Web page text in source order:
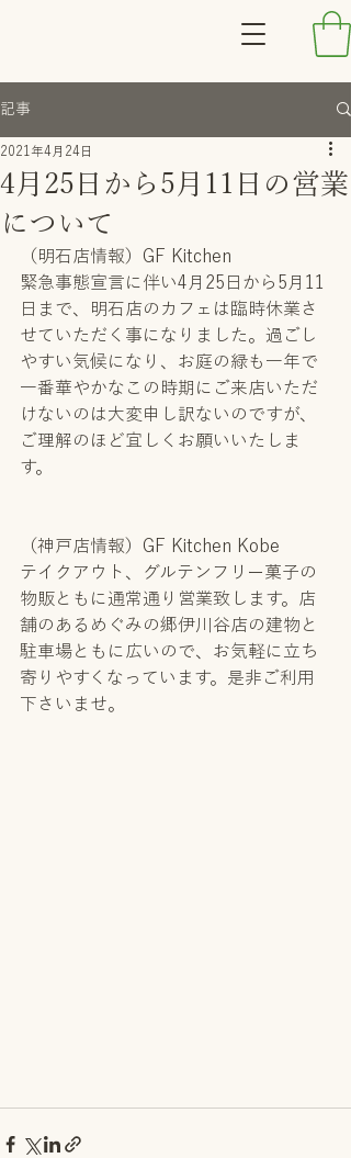
記事
4月25日から5月11日の営業
について
2021年4月24日
（明石店情報）GF Kitchen
緊急事態宣言に伴い4月25日から5月11
日まで、明石店のカフェは臨時休業さ
せていただく事になりました。過ごし
やすい気候になり、お庭の緑も一年で
一番華やかなこの時期にご来店いただ
けないのは大変申し訳ないのですが、
ご理解のほど宜しくお願いいたしま
す。
（神戸店情報）GF Kitchen Kobe
テイクアウト、グルテンフリー菓子の
物販ともに通常通り営業致します。店
舗のあるめぐみの郷伊川谷店の建物と
駐車場ともに広いので、お気軽に立ち
寄りやすくなっています。是非ご利用
下さいませ。